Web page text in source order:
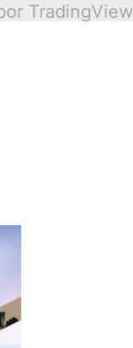
TradingView